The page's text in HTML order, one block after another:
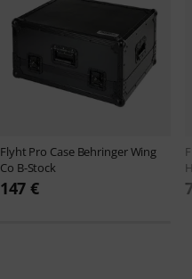
Flyht Pro Case Behringer Wing
Co B-Stock
147 €